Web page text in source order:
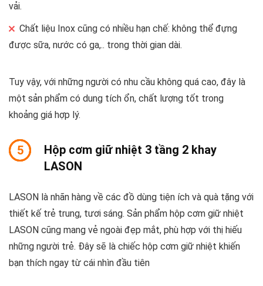
vải.
Chất liệu Inox cũng có nhiều hạn chế: không thể đựng
được sữa, nước có ga,.. trong thời gian dài.
Tuy vậy, với những người có nhu cầu không quá cao, đây là
một sản phẩm có dung tích ổn, chất lượng tốt trong
khoảng giá hợp lý.
5
Hộp cơm giữ nhiệt 3 tầng 2 khay
LASON
LASON là nhãn hàng về các đồ dùng tiện ích và quà tặng với
thiết kế trẻ trung, tươi sáng. Sản phẩm hộp cơm giữ nhiệt
LASON cũng mang vẻ ngoài đẹp mắt, phù hợp với thị hiếu
những người trẻ. Đây sẽ là chiếc hộp cơm giữ nhiệt khiến
bạn thích ngay từ cái nhìn đầu tiên